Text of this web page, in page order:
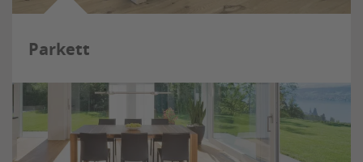
Parkett